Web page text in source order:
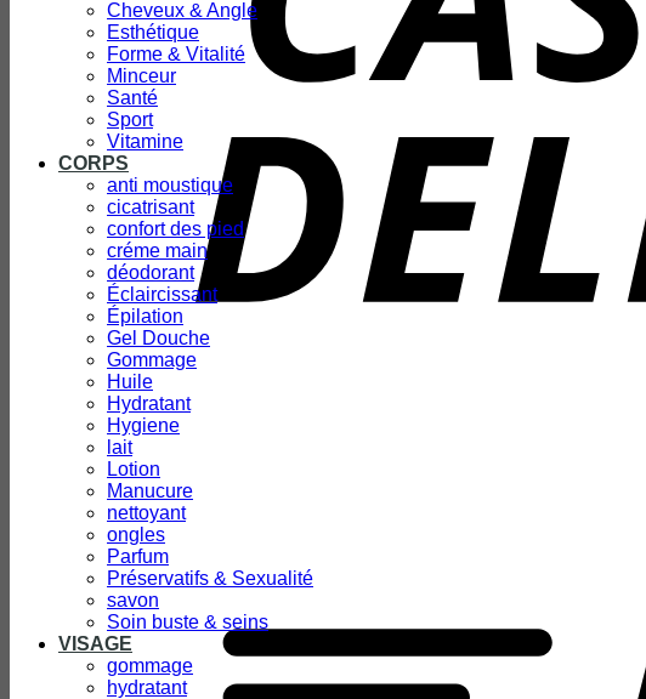
Cheveux & Angle
Esthétique
Forme & Vitalité
Minceur
Santé
Sport
Vitamine
CORPS
anti moustique
cicatrisant
confort des pied
créme main
déodorant
Éclaircissant
Épilation
Gel Douche
Gommage
Huile
Hydratant
Hygiene
lait
Lotion
Manucure
nettoyant
ongles
Parfum
Préservatifs & Sexualité
savon
Soin buste & seins
VISAGE
gommage
hydratant